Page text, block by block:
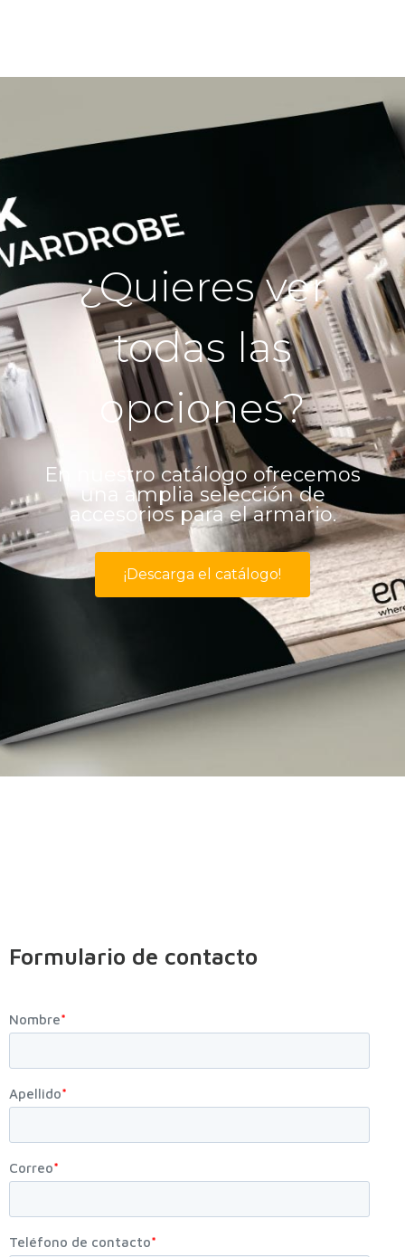
¿Quieres ver
todas las
opciones?
En nuestro catálogo ofrecemos
una amplia selección de
accesorios para el armario.
¡Descarga el catálogo!
Formulario de contacto